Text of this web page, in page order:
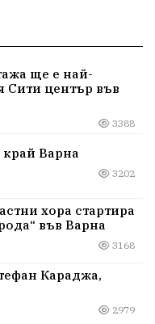
ще е най-
Сити център във
3388
Варна
3202
хора стартира
във Варна
3168
Караджа,
2979